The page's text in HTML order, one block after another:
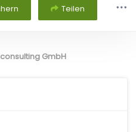
Teilen
GmbH